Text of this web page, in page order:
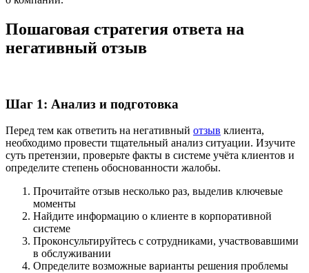
Пошаговая стратегия ответа на
негативный отзыв
Шаг 1: Анализ и подготовка
Перед тем как ответить на негативный отзыв клиента,
необходимо провести тщательный анализ ситуации. Изучите
суть претензии, проверьте факты в системе учёта клиентов и
определите степень обоснованности жалобы.
Прочитайте отзыв несколько раз, выделив ключевые
моменты
Найдите информацию о клиенте в корпоративной
системе
Проконсультируйтесь с сотрудниками, участвовавшими
в обслуживании
Определите возможные варианты решения проблемы